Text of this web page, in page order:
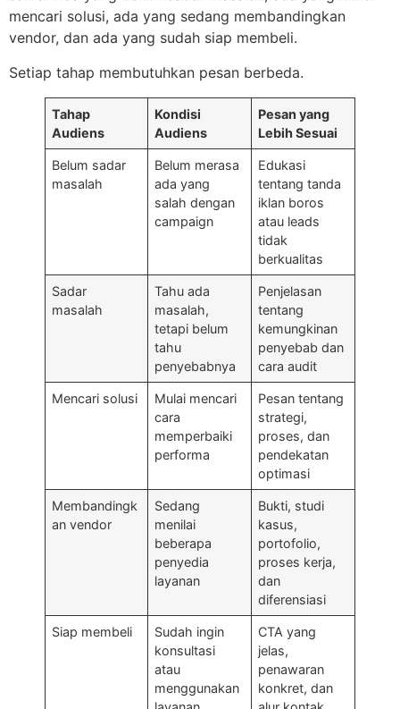
mencari solusi, ada yang sedang membandingkan
vendor, dan ada yang sudah siap membeli.
Setiap tahap membutuhkan pesan berbeda.
Tahap
Audiens
Kondisi
Audiens
Pesan yang
Lebih Sesuai
Belum sadar
masalah
Belum merasa
ada yang
salah dengan
campaign
Edukasi
tentang tanda
iklan boros
atau leads
tidak
berkualitas
Sadar
masalah
Tahu ada
masalah,
tetapi belum
tahu
penyebabnya
Penjelasan
tentang
kemungkinan
penyebab dan
cara audit
Mencari solusi
Mulai mencari
cara
memperbaiki
performa
Pesan tentang
strategi,
proses, dan
pendekatan
optimasi
Membandingk
an vendor
Sedang
menilai
beberapa
penyedia
layanan
Bukti, studi
kasus,
portofolio,
proses kerja,
dan
diferensiasi
Siap membeli
Sudah ingin
konsultasi
atau
menggunakan
CTA yang
jelas,
penawaran
konkret, dan